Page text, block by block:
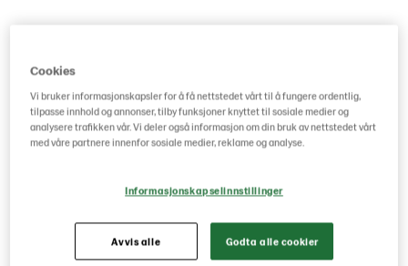
Cookies
Vi bruker informasjonskapsler for å få nettstedet vårt til å fungere ordentlig,
tilpasse innhold og annonser, tilby funksjoner knyttet til sosiale medier og
analysere trafikken vår. Vi deler også informasjon om din bruk av nettstedet vårt
med våre partnere innenfor sosiale medier, reklame og analyse.
Informasjonskapselinnstillinger
Avvis alle Godta alle cookier